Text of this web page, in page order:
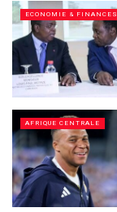
ECONOMIE & FINANCES
AFRIQUE CENTRALE